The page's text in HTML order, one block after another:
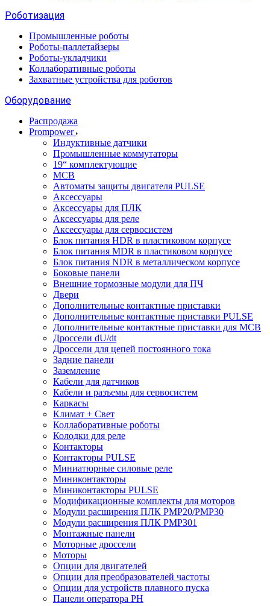
Роботизация
Промышленные роботы
Роботы-паллетайзеры
Роботы-укладчики
Коллаборативные роботы
Захватные устройства для роботов
Оборудование
Распродажа
Prompower
Индуктивные датчики
Промышленные коммутаторы
19“ комплектующие
MCB
Автоматы защиты двигателя PULSE
Аксессуары
Аксессуары для ПЛК
Аксессуары для реле
Аксессуары для сервосистем
Блок питания HDR в пластиковом корпусе
Блок питания MDR в пластиковом корпусе
Блок питания NDR в металлическом корпусе
Боковые панели
Внешние тормозные модули для ПЧ
Двери
Дополнительные контактные приставки
Дополнительные контактные приставки PULSE
Дополнительные контактные приставки для MCB
Дроссели dU/dt
Дроссели для цепей постоянного тока
Задние панели
Заземление
Кабели для датчиков
Кабели и разъемы для сервосистем
Каркасы
Климат + Свет
Коллаборативные роботы
Колодки для реле
Контакторы
Контакторы PULSE
Миниатюрные силовые реле
Миниконтакторы
Миниконтакторы PULSE
Модификационные комплекты для моторов
Модули расширения ПЛК PMP20/PMP30
Модули расширения ПЛК PMP301
Монтажные панели
Моторные дроссели
Моторы
Опции для двигателей
Опции для преобразователей частоты
Опции для устройств плавного пуска
Панели оператора PH